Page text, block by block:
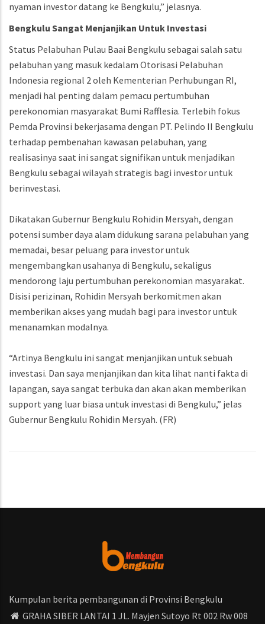
nyaman investor datang ke Bengkulu,” jelasnya.
Bengkulu Sangat Menjanjikan Untuk Investasi
Status Pelabuhan Pulau Baai Bengkulu sebagai salah satu
pelabuhan yang masuk kedalam Otorisasi Pelabuhan
Indonesia regional 2 oleh Kementerian Perhubungan RI,
menjadi hal penting dalam pemacu pertumbuhan
perekonomian masyarakat Bumi Rafflesia. Terlebih fokus
Pemda Provinsi bekerjasama dengan PT. Pelindo II Bengkulu
terhadap pembenahan kawasan pelabuhan, yang
realisasinya saat ini sangat signifikan untuk menjadikan
Bengkulu sebagai wilayah strategis bagi investor untuk
berinvestasi.
Dikatakan Gubernur Bengkulu Rohidin Mersyah, dengan
potensi sumber daya alam didukung sarana pelabuhan yang
memadai, besar peluang para investor untuk
mengembangkan usahanya di Bengkulu, sekaligus
mendorong laju pertumbuhan perekonomian masyarakat.
Disisi perizinan, Rohidin Mersyah berkomitmen akan
memberikan akses yang mudah bagi para investor untuk
menanamkan modalnya.
“Artinya Bengkulu ini sangat menjanjikan untuk sebuah
investasi. Dan saya menjanjikan dan kita lihat nanti fakta di
lapangan, saya sangat terbuka dan akan akan memberikan
support yang luar biasa untuk investasi di Bengkulu,” jelas
Gubernur Bengkulu Rohidin Mersyah. (FR)
Kumpulan berita pembangunan di Provinsi Bengkulu
GRAHA SIBER LANTAI 1 JL. Mayjen Sutoyo Rt 002 Rw 008